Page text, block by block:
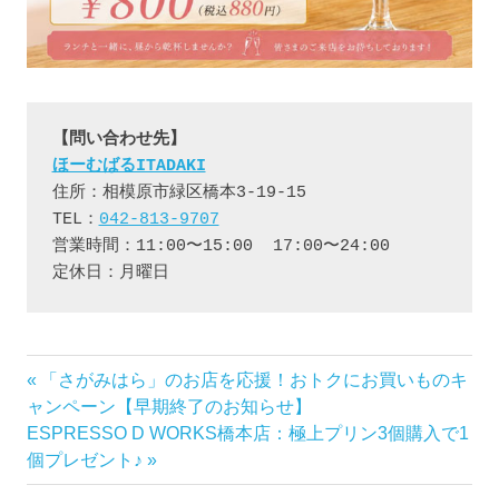
【問い合わせ先】
ほーむばるITADAKI
住所：相模原市緑区橋本3-19-15
TEL： 042-813-9707
営業時間：11:00〜15:00  17:00〜24:00
定休日：月曜日
投
稿
ナ
前
の
記
事:
「さがみはら」のお店を応援！おトクにお買いものキ
ャンペーン【早期終了のお知らせ】
次
の
記
ESPRESSO D WORKS橋本店：極上プリン3個購入で1
個プレゼント♪